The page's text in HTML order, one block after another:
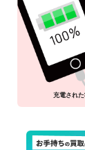
充電され